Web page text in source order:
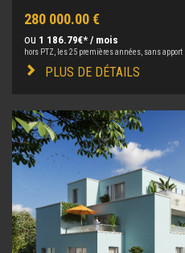
280 000.00 €
ou 1 186.79€* / mois
hors PTZ, les 25 premières années, sans apport
PLUS DE DÉTAILS